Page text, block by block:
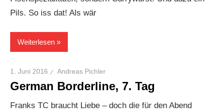
Pils. So iss dat! Als wär
Weiterlesen
1. Juni 2016 Andreas Pichler
German Borderline, 7. Tag
Franks TC braucht Liebe – doch die für den Abend